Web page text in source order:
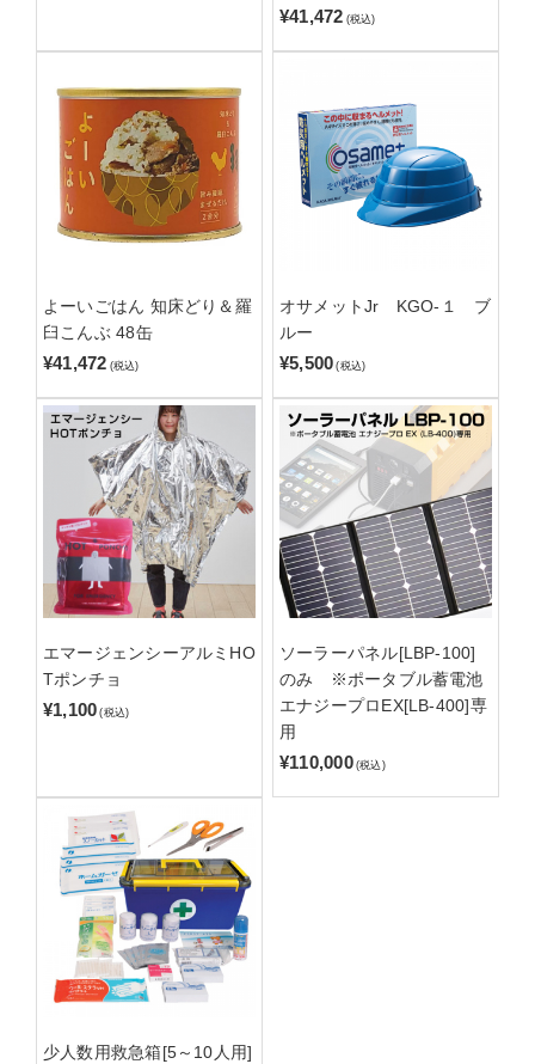
¥41,472 (税込)
よーいごはん 知床どり＆羅
臼こんぶ 48缶
¥41,472 (税込)
オサメットJr KGO-１ ブ
ルー
¥5,500 (税込)
エマージェンシーアルミHO
Tポンチョ
¥1,100 (税込)
ソーラーパネル[LBP-100]
のみ ※ポータブル蓄電池
エナジープロEX[LB-400]専
用
¥110,000 (税込)
少人数用救急箱[5～10人用]